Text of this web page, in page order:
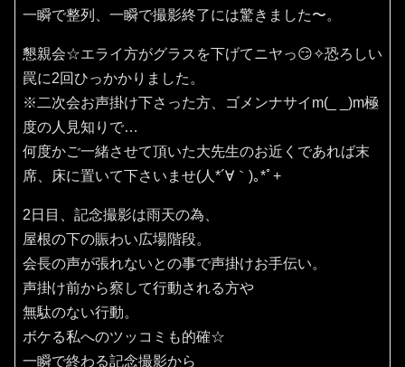
一瞬で整列、一瞬で撮影終了には驚きました〜。
懇親会☆エライ方がグラスを下げてニヤっ😏✧恐ろしい
罠に2回ひっかかりました。
※二次会お声掛け下さった方、ゴメンナサイm(_ _)m極
度の人見知りで…
何度かご一緒させて頂いた大先生のお近くであれば末
席、床に置いて下さいませ(⁠人⁠*⁠´⁠∀⁠｀⁠)⁠｡⁠*ﾟ⁠+
2日目、記念撮影は雨天の為、
屋根の下の賑わい広場階段。
会長の声が張れないとの事で声掛けお手伝い。
声掛け前から察して行動される方や
無駄のない行動。
ボケる私へのツッコミも的確☆
一瞬で終わる記念撮影から